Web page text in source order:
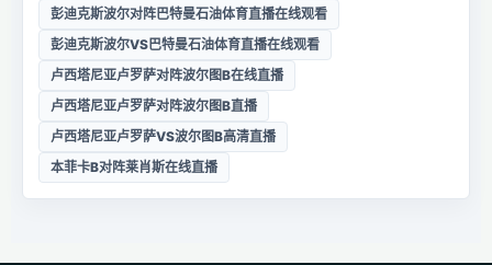
彭迪克斯波尔对阵巴特曼石油体育直播在线观看
彭迪克斯波尔VS巴特曼石油体育直播在线观看
卢西塔尼亚卢罗萨对阵波尔图B在线直播
卢西塔尼亚卢罗萨对阵波尔图B直播
卢西塔尼亚卢罗萨VS波尔图B高清直播
本菲卡B对阵莱肖斯在线直播